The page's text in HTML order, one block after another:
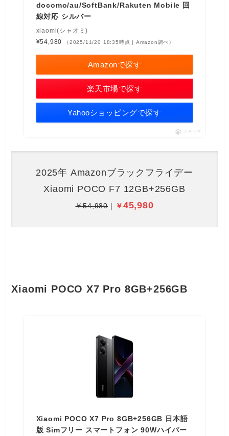
docomo/au/SoftBank/Rakuten Mobile 回
線対応 シルバー
xiaomi(シャオミ)
¥54,980
（2025/11/20 18:35時点 | Amazon調べ）
Amazonで探す
楽天市場で探す
Yahooショッピングで探す
ポチップ
2025年 Amazonブラックフライデー
Xiaomi POCO F7 12GB+256GB
￥54,980 ｜ ￥45,980
Xiaomi POCO X7 Pro 8GB+256GB
Xiaomi POCO X7 Pro 8GB+256GB 日本語
版 Simフリー スマートフォン 90Wハイパー